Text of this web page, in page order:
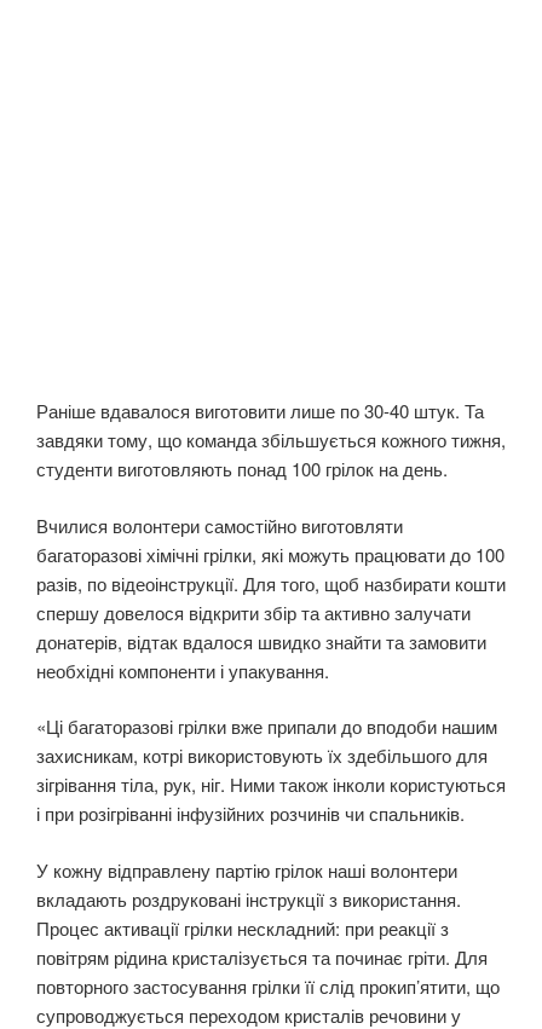
Раніше вдавалося виготовити лише по 30-40 штук. Та
завдяки тому, що команда збільшується кожного тижня,
студенти виготовляють понад 100 грілок на день.
Вчилися волонтери самостійно виготовляти
багаторазові хімічні грілки, які можуть працювати до 100
разів, по відеоінструкції. Для того, щоб назбирати кошти
спершу довелося відкрити збір та активно залучати
донатерів, відтак вдалося швидко знайти та замовити
необхідні компоненти і упакування.
«Ці багаторазові грілки вже припали до вподоби нашим
захисникам, котрі використовують їх здебільшого для
зігрівання тіла, рук, ніг. Ними також інколи користуються
і при розігріванні інфузійних розчинів чи спальників.
У кожну відправлену партію грілок наші волонтери
вкладають роздруковані інструкції з використання.
Процес активації грілки нескладний: при реакції з
повітрям рідина кристалізується та починає гріти. Для
повторного застосування грілки її слід прокип’ятити, що
супроводжується переходом кристалів речовини у